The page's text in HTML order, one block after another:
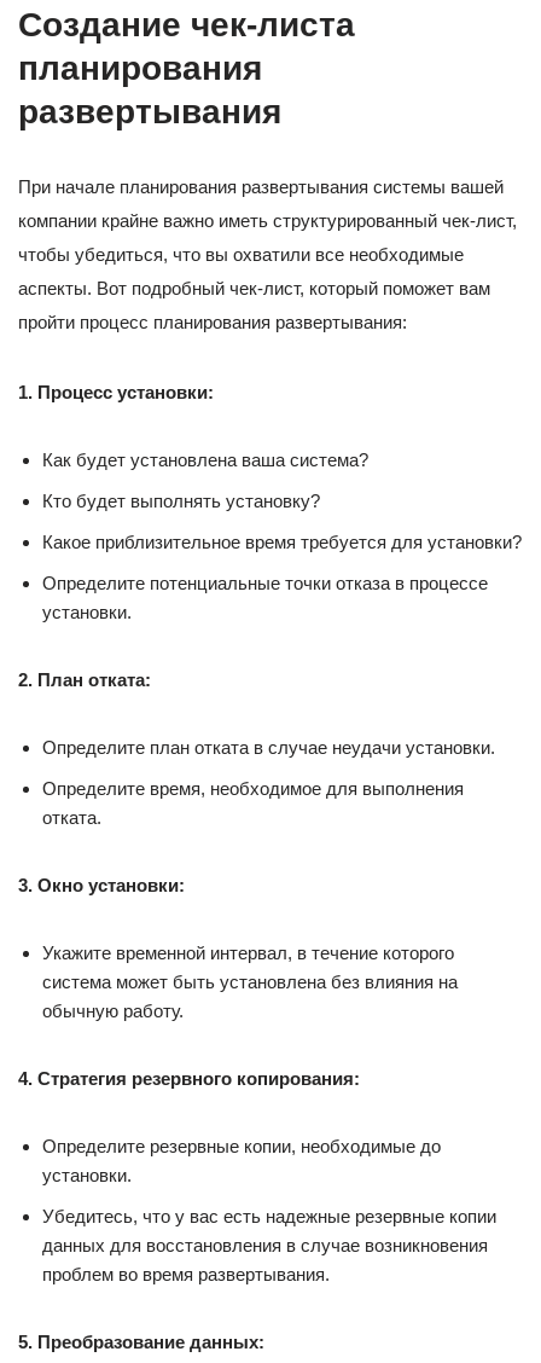
Создание чек-листа
планирования
развертывания
При начале планирования развертывания системы вашей
компании крайне важно иметь структурированный чек-лист,
чтобы убедиться, что вы охватили все необходимые
аспекты. Вот подробный чек-лист, который поможет вам
пройти процесс планирования развертывания:
1. Процесс установки:
Как будет установлена ваша система?
Кто будет выполнять установку?
Какое приблизительное время требуется для установки?
Определите потенциальные точки отказа в процессе
установки.
2. План отката:
Определите план отката в случае неудачи установки.
Определите время, необходимое для выполнения
отката.
3. Окно установки:
Укажите временной интервал, в течение которого
система может быть установлена без влияния на
обычную работу.
4. Стратегия резервного копирования:
Определите резервные копии, необходимые до
установки.
Убедитесь, что у вас есть надежные резервные копии
данных для восстановления в случае возникновения
проблем во время развертывания.
5. Преобразование данных: